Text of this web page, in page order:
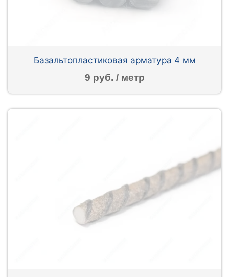
Базальтопластиковая арматура 4 мм
9 руб. / метр